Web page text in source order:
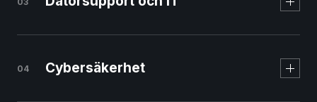
04 Cybersäkerhet